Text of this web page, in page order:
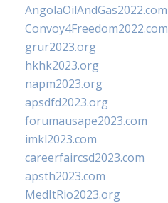
AngolaOilAndGas2022.com
Convoy4Freedom2022.com
grur2023.org
hkhk2023.org
napm2023.org
apsdfd2023.org
forumausape2023.com
imkl2023.com
careerfaircsd2023.com
apsth2023.com
MedItRio2023.org